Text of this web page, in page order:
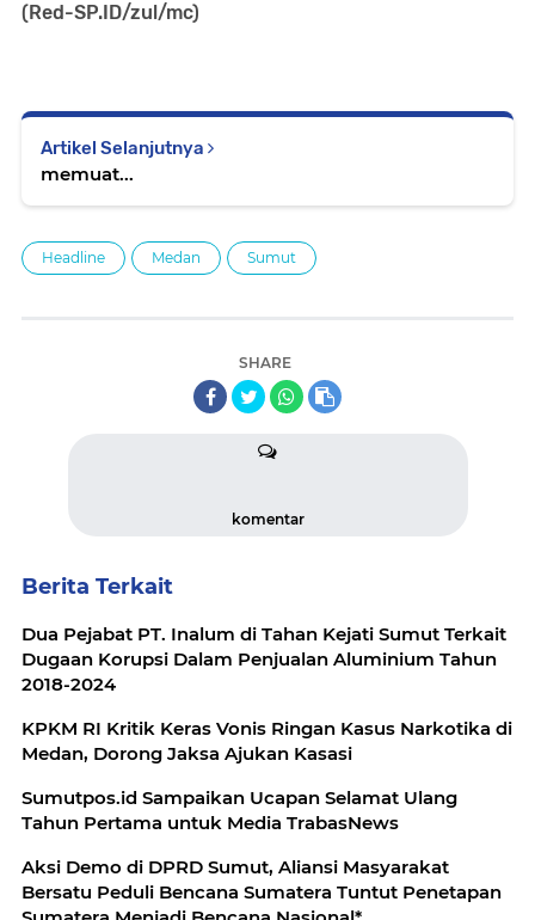
(Red-SP.ID/zul/mc)
Artikel Selanjutnya
memuat...
Headline Medan Sumut
SHARE
komentar
Berita Terkait
Dua Pejabat PT. Inalum di Tahan Kejati Sumut Terkait
Dugaan Korupsi Dalam Penjualan Aluminium Tahun
2018-2024
KPKM RI Kritik Keras Vonis Ringan Kasus Narkotika di
Medan, Dorong Jaksa Ajukan Kasasi
Sumutpos.id Sampaikan Ucapan Selamat Ulang
Tahun Pertama untuk Media TrabasNews
Aksi Demo di DPRD Sumut, Aliansi Masyarakat
Bersatu Peduli Bencana Sumatera Tuntut Penetapan